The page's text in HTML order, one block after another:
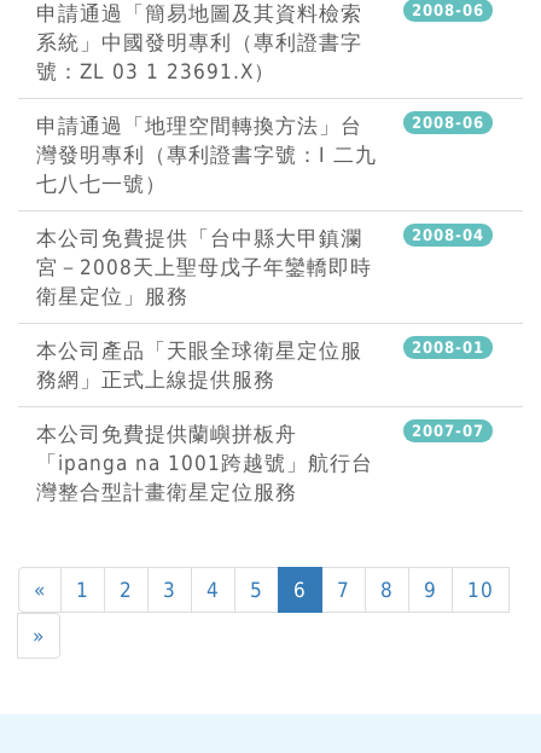
2008-06
申請通過「簡易地圖及其資料檢索
系統」中國發明專利（專利證書字
號：ZL 03 1 23691.X）
2008-06
申請通過「地理空間轉換方法」台
灣發明專利（專利證書字號：I 二九
七八七一號）
2008-04
本公司免費提供「台中縣大甲鎮瀾
宮－2008天上聖母戊子年鑾轎即時
衛星定位」服務
2008-01
本公司產品「天眼全球衛星定位服
務網」正式上線提供服務
2007-07
本公司免費提供蘭嶼拼板舟
「ipanga na 1001跨越號」航行台
灣整合型計畫衛星定位服務
« 1 2 3 4 5 6 7 8 9
10
»